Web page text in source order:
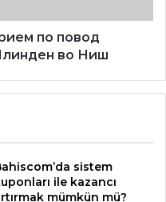
по повод
во Ниш
sistem
ile kazancı
mümkün mü?